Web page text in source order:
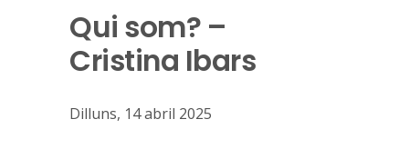
Qui som? –
Cristina Ibars
Dilluns, 14 abril 2025